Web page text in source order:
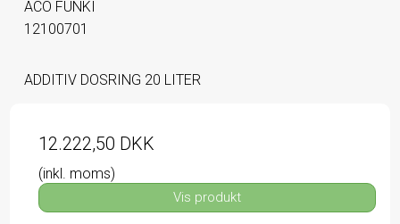
ACO FUNKI
12100701
ADDITIV DOSRING 20 LITER
12.222,50 DKK
(inkl. moms)
Vis produkt